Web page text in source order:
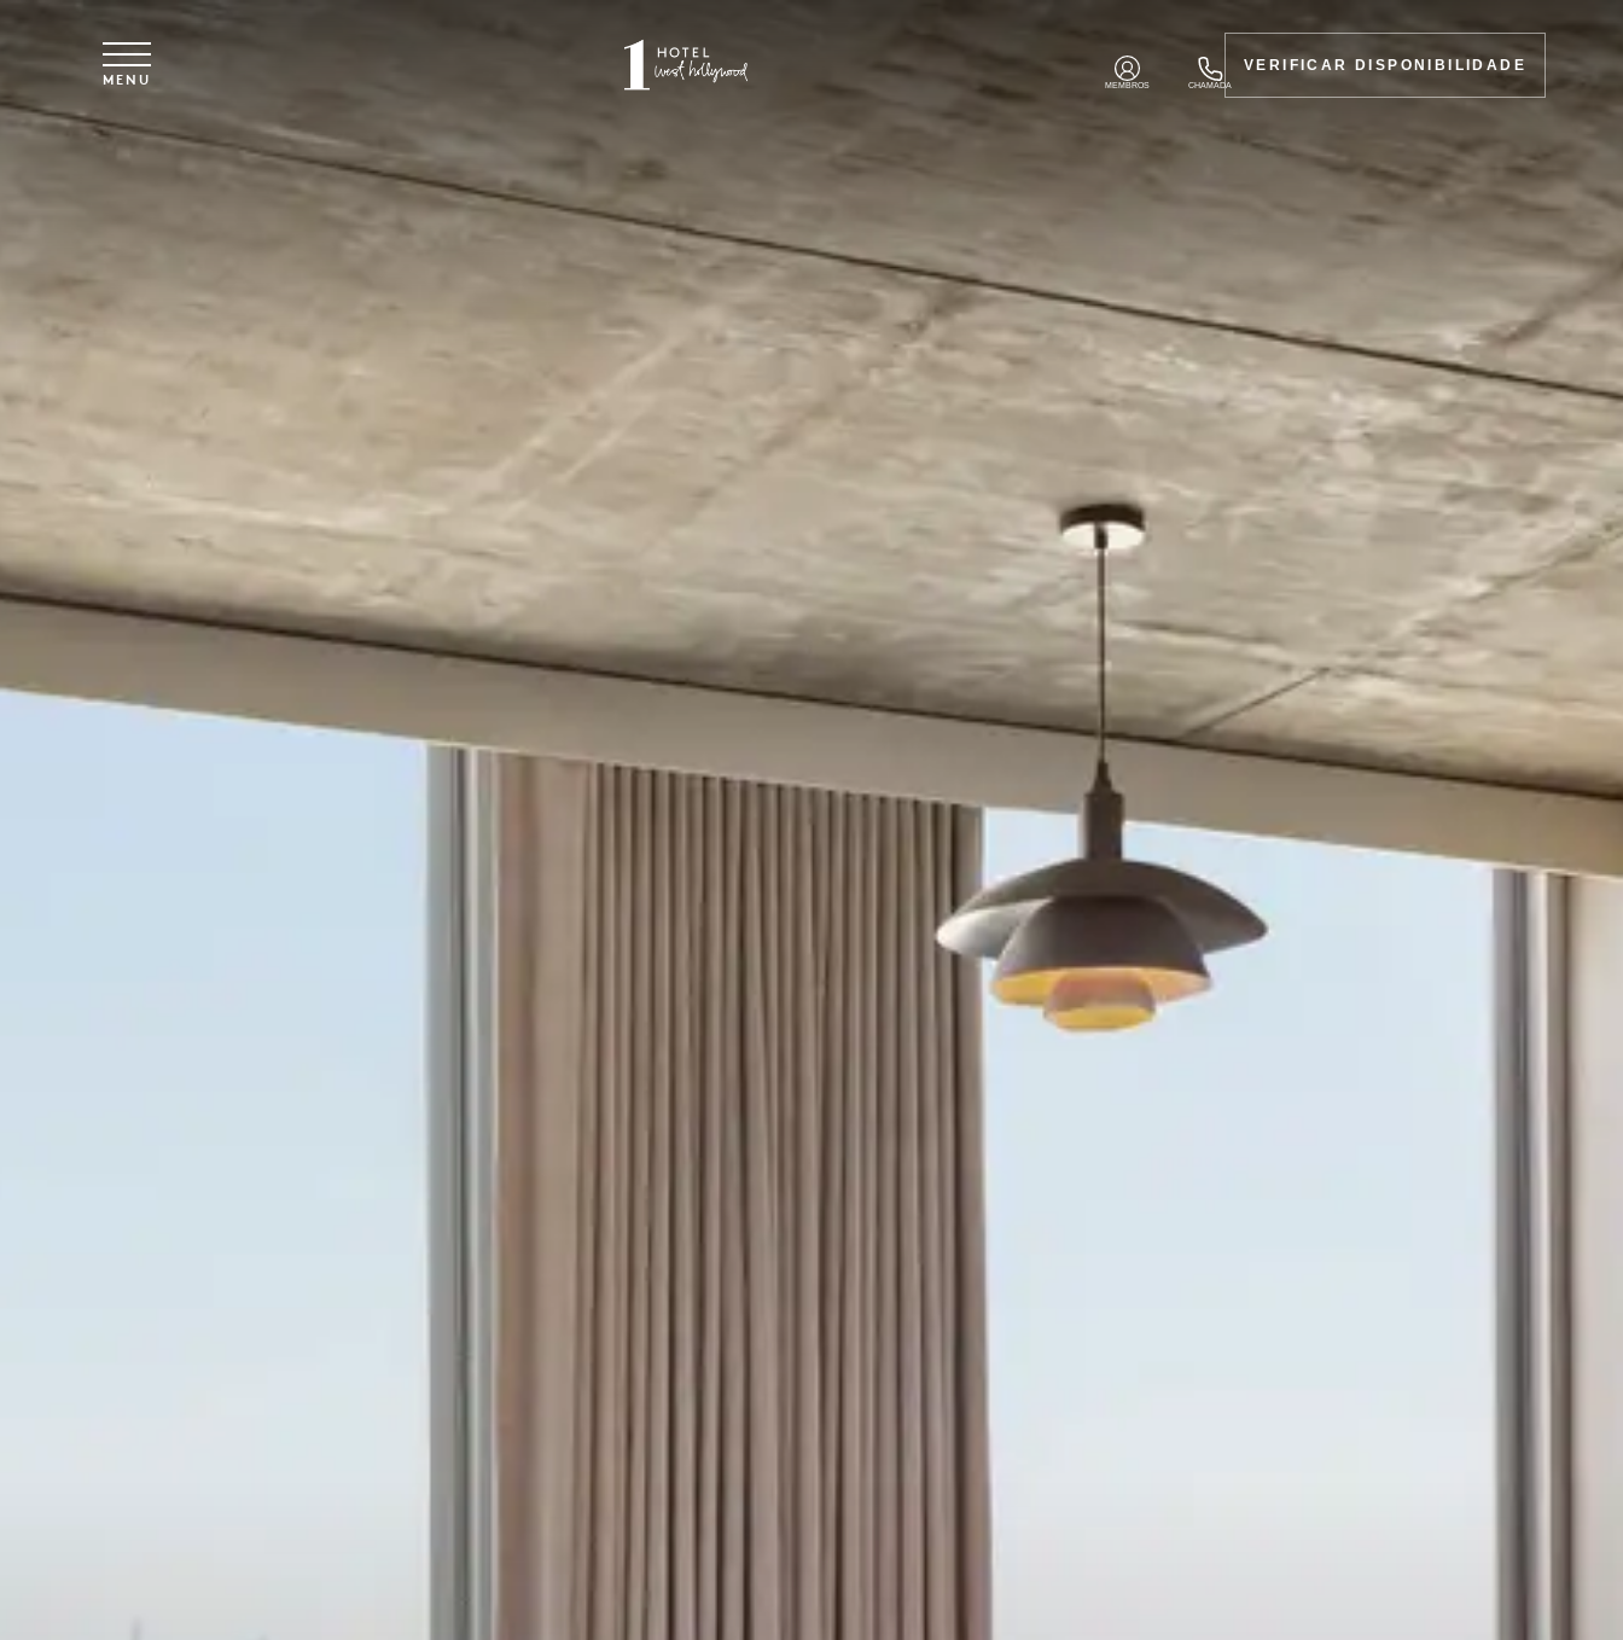
Saltar para o conteúdo principal
MENU MEMBROS CHAMADA
VERIFICAR DISPONIBILIDADE